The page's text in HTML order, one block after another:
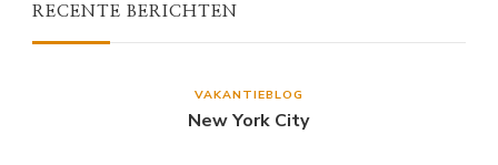
RECENTE BERICHTEN
VAKANTIEBLOG
New York City